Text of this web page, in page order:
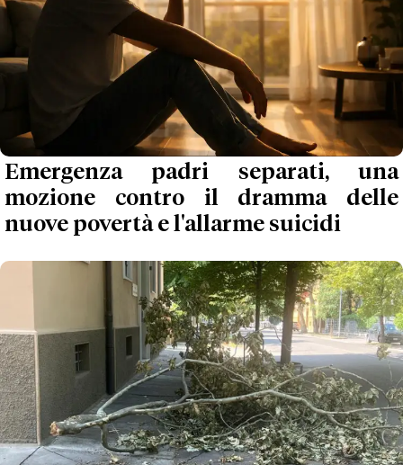
Emergenza padri separati, una
mozione contro il dramma delle
nuove povertà e l'allarme suicidi